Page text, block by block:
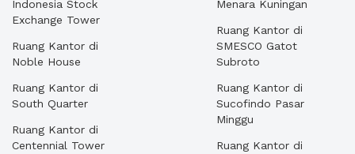
Indonesia Stock
Exchange Tower
Ruang Kantor di
Noble House
Ruang Kantor di
South Quarter
Ruang Kantor di
Centennial Tower
Menara Kuningan
Ruang Kantor di
SMESCO Gatot
Subroto
Ruang Kantor di
Sucofindo Pasar
Minggu
Ruang Kantor di